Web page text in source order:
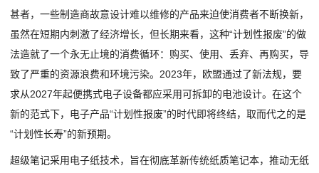
甚者，一些制造商故意设计难以维修的产品来迫使消费者不断换新，
虽然在短期内刺激了经济增长，但长期来看，这种“计划性报废”的做
法造就了一个永无止境的消费循环：购买、使用、丢弃、再购买，导
致了严重的资源浪费和环境污染。2023年，欧盟通过了新法规，要
求从2027年起便携式电子设备都应采用可拆卸的电池设计。在这个
新的范式下，电子产品“计划性报废”的时代即将终结，取而代之的是
“计划性长寿”的新预期。
超级笔记采用电子纸技术，旨在彻底革新传统纸质笔记本，推动无纸